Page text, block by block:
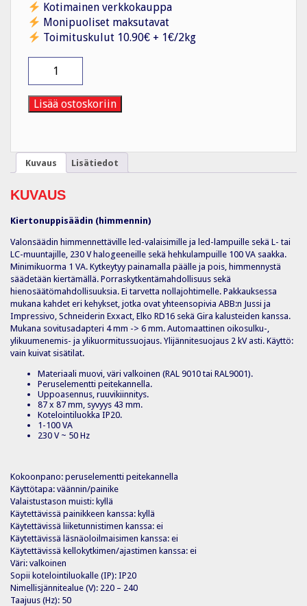
Kotimainen verkkokauppa
Monipuoliset maksutavat
Toimituskulut 10.90€ + 1€/2kg
Valonsäädin
100W
Airam
määrä
Lisää ostoskoriin
Kuvaus Lisätiedot
KUVAUS
Kiertonuppisäädin (himmennin)
Valonsäädin himmennettäville led-valaisimille ja led-lampuille sekä L- tai
LC-muuntajille, 230 V halogeeneille sekä hehkulampuille 100 VA saakka.
Minimikuorma 1 VA. Kytkeytyy painamalla päälle ja pois, himmennystä
säädetään kiertämällä. Porraskytkentämahdollisuus sekä
hienosäätömahdollisuuksia. Ei tarvetta nollajohtimelle. Pakkauksessa
mukana kahdet eri kehykset, jotka ovat yhteensopivia ABB:n Jussi ja
Impressivo, Schneiderin Exxact, Elko RD16 sekä Gira kalusteiden kanssa.
Mukana sovitusadapteri 4 mm -> 6 mm. Automaattinen oikosulku-,
ylikuumenemis- ja ylikuormitussuojaus. Ylijännitesuojaus 2 kV asti. Käyttö:
vain kuivat sisätilat.
Materiaali muovi, väri valkoinen (RAL 9010 tai RAL9001).
Peruselementti peitekannella.
Uppoasennus, ruuvikiinnitys.
87 x 87 mm, syvyys 43 mm.
Kotelointiluokka IP20.
1-100 VA
230 V ~ 50 Hz
Kokoonpano: peruselementti peitekannella
Käyttötapa: väännin/painike
Valaistustason muisti: kyllä
Käytettävissä painikkeen kanssa: kyllä
Käytettävissä liiketunnistimen kanssa: ei
Käytettävissä läsnäoloilmaisimen kanssa: ei
Käytettävissä kellokytkimen/ajastimen kanssa: ei
Väri: valkoinen
Sopii kotelointiluokalle (IP): IP20
Nimellisjännitealue (V): 220 – 240
Taajuus (Hz): 50